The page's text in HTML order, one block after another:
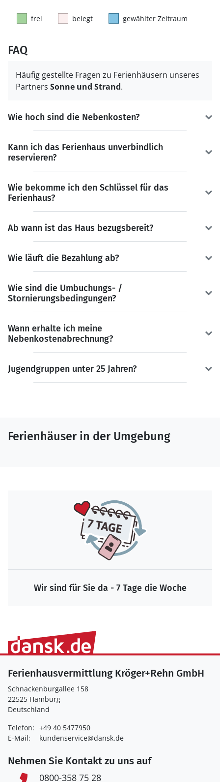
frei belegt gewählter Zeitraum
FAQ
Häufig gestellte Fragen zu Ferienhäusern unseres
Partners Sonne und Strand.
Wie hoch sind die Nebenkosten?
Kann ich das Ferienhaus unverbindlich
reservieren?
Wie bekomme ich den Schlüssel für das
Ferienhaus?
Ab wann ist das Haus bezugsbereit?
Wie läuft die Bezahlung ab?
Wie sind die Umbuchungs- /
Stornierungsbedingungen?
Wann erhalte ich meine
Nebenkostenabrechnung?
Jugendgruppen unter 25 Jahren?
Ferienhäuser in der Umgebung
Wir sind für Sie da - 7 Tage die Woche
Ferienhausvermittlung Kröger+Rehn GmbH
Schnackenburgallee 158
22525 Hamburg
Deutschland
Telefon: +49 40 5477950
E-Mail:
kundenservice@dansk.de
Nehmen Sie Kontakt zu uns auf
0800-358 75 28